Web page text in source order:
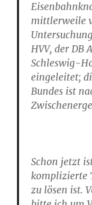
mittlerweile
HVV, der DB
Schleswig-
eingeleitet;
Bundes ist
Schon jetzt
komplizierte
zu lösen ist.